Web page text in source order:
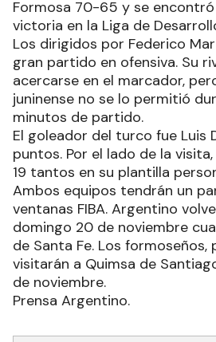
Formosa 70-65 y se
victoria en la Liga de
Los dirigidos por Federico
gran partido en ofensiva. Su
acercarse en el marcador,
juninense no se lo permitió
minutos de partido.
El goleador del turco fue Luis
puntos. Por el lado de la
19 tantos en su plantilla
Ambos equipos tendrán un
ventanas FIBA. Argentino
domingo 20 de noviembre
de Santa Fe. Los formoseños,
visitarán a Quimsa de
de noviembre.
Prensa Argentino.